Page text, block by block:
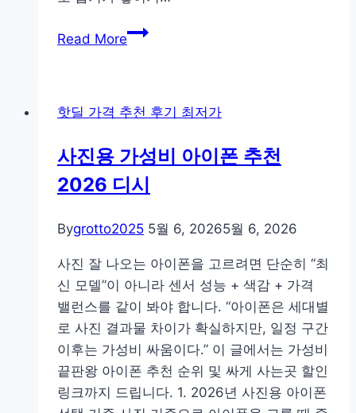
비
Read More소
용
룸
위
스
제
습
기
추
천
디
시
핫딜 가격 추천 후기 최저가
사진용 가성비 아이폰 추천
2026 디시
Bygrotto2025 5월 6, 20265월 6, 2026
사진 잘 나오는 아이폰을 고르려면 단순히 “최
신 모델”이 아니라 센서 성능 + 색감 + 가격
밸런스를 같이 봐야 합니다. “아이폰은 세대별
로 사진 결과물 차이가 확실하지만, 일정 구간
이후는 가성비 싸움이다.” 이 글에서는 가성비
끝판왕 아이폰 추천 순위 및 싸게 사는곳 할인
링크까지 드립니다. 1. 2026년 사진용 아이폰